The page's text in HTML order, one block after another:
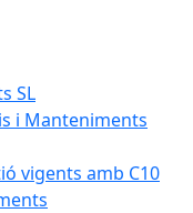
SL
i Manteniments
vigents amb C10